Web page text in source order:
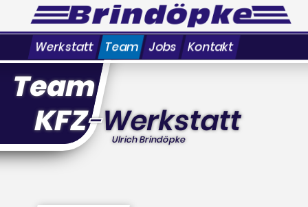
Werkstatt Team Jobs Kontakt
Team
KFZ-Werkstatt
Ulrich Brindöpke